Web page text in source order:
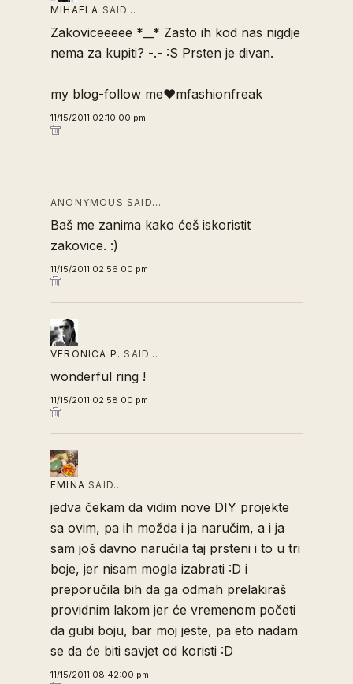
MIHAELA SAID…
Zakoviceeeee *__* Zasto ih kod nas nigdje
nema za kupiti? -.- :S Prsten je divan.
my blog-follow me♥mfashionfreak
11/15/2011 02:10:00 pm
ANONYMOUS SAID…
Baš me zanima kako ćeš iskoristit
zakovice. :)
11/15/2011 02:56:00 pm
VERONICA P. SAID…
wonderful ring !
11/15/2011 02:58:00 pm
EMINA SAID…
jedva čekam da vidim nove DIY projekte
sa ovim, pa ih možda i ja naručim, a i ja
sam još davno naručila taj prsteni i to u tri
boje, jer nisam mogla izabrati :D i
preporučila bih da ga odmah prelakiraš
providnim lakom jer će vremenom početi
da gubi boju, bar moj jeste, pa eto nadam
se da će biti savjet od koristi :D
11/15/2011 08:42:00 pm